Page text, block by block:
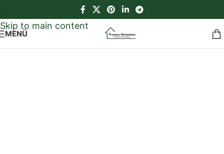
Skip to main content
MENÜ